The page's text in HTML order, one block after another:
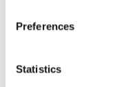
Preferences
Statistics
Лучший вариант —